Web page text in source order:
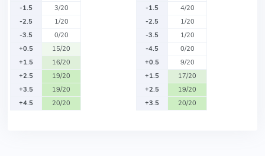
-1.5
3/20
-2.5
1/20
-3.5
0/20
+0.5
15/20
+1.5
16/20
+2.5
19/20
+3.5
19/20
+4.5
20/20
-1.5
4/20
-2.5
1/20
-3.5
1/20
-4.5
0/20
+0.5
9/20
+1.5
17/20
+2.5
19/20
+3.5
20/20